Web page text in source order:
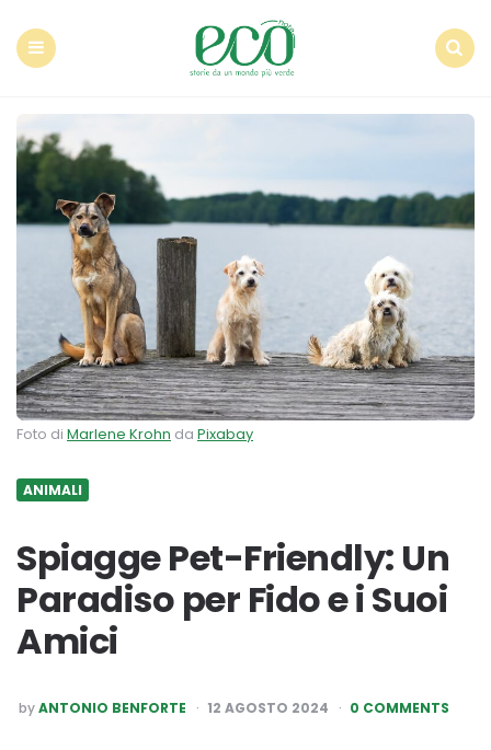
Foto di Marlene Krohn da Pixabay
ANIMALI
Spiagge Pet-Friendly: Un
Paradiso per Fido e i Suoi
Amici
POSTED
BY
byANTONIO BENFORTE 12 AGOSTO 2024 0 COMMENTS